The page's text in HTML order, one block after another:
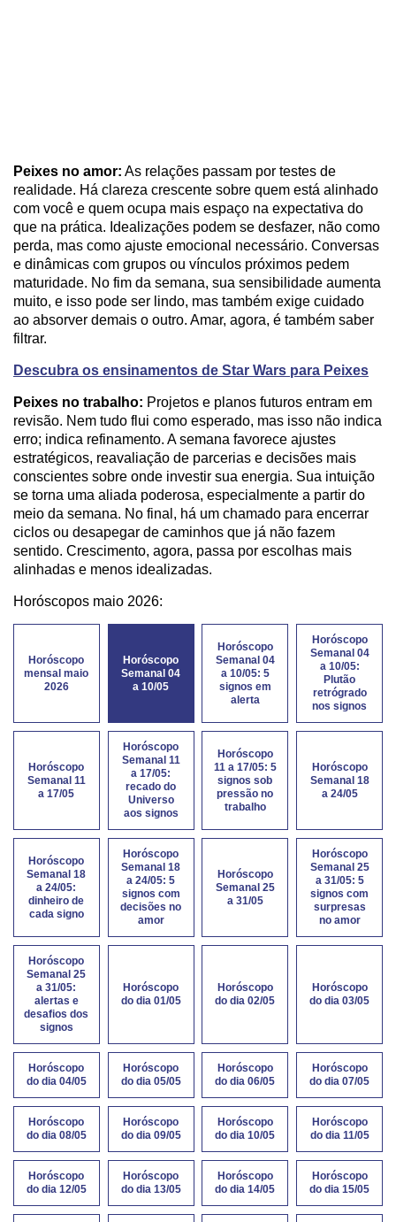
Peixes no amor: As relações passam por testes de
realidade. Há clareza crescente sobre quem está alinhado
com você e quem ocupa mais espaço na expectativa do
que na prática. Idealizações podem se desfazer, não como
perda, mas como ajuste emocional necessário. Conversas
e dinâmicas com grupos ou vínculos próximos pedem
maturidade. No fim da semana, sua sensibilidade aumenta
muito, e isso pode ser lindo, mas também exige cuidado
ao absorver demais o outro. Amar, agora, é também saber
filtrar.
Descubra os ensinamentos de Star Wars para Peixes
Peixes no trabalho: Projetos e planos futuros entram em
revisão. Nem tudo flui como esperado, mas isso não indica
erro; indica refinamento. A semana favorece ajustes
estratégicos, reavaliação de parcerias e decisões mais
conscientes sobre onde investir sua energia. Sua intuição
se torna uma aliada poderosa, especialmente a partir do
meio da semana. No final, há um chamado para encerrar
ciclos ou desapegar de caminhos que já não fazem
sentido. Crescimento, agora, passa por escolhas mais
alinhadas e menos idealizadas.
Horóscopos maio 2026:
Horóscopo
mensal maio
2026
Horóscopo
Semanal 04
a 10/05
Horóscopo
Semanal 04
a 10/05: 5
signos em
alerta
Horóscopo
Semanal 04
a 10/05:
Plutão
retrógrado
nos signos
Horóscopo
Semanal 11
a 17/05
Horóscopo
Semanal 11
a 17/05:
recado do
Universo
aos signos
Horóscopo
11 a 17/05: 5
signos sob
pressão no
trabalho
Horóscopo
Semanal 18
a 24/05
Horóscopo
Semanal 18
a 24/05:
dinheiro de
cada signo
Horóscopo
Semanal 18
a 24/05: 5
signos com
decisões no
amor
Horóscopo
Semanal 25
a 31/05
Horóscopo
Semanal 25
a 31/05: 5
signos com
surpresas
no amor
Horóscopo
Semanal 25
a 31/05:
alertas e
desafios dos
signos
Horóscopo
do dia 01/05
Horóscopo
do dia 02/05
Horóscopo
do dia 03/05
Horóscopo
do dia 04/05
Horóscopo
do dia 05/05
Horóscopo
do dia 06/05
Horóscopo
do dia 07/05
Horóscopo
do dia 08/05
Horóscopo
do dia 09/05
Horóscopo
do dia 10/05
Horóscopo
do dia 11/05
Horóscopo
do dia 12/05
Horóscopo
do dia 13/05
Horóscopo
do dia 14/05
Horóscopo
do dia 15/05